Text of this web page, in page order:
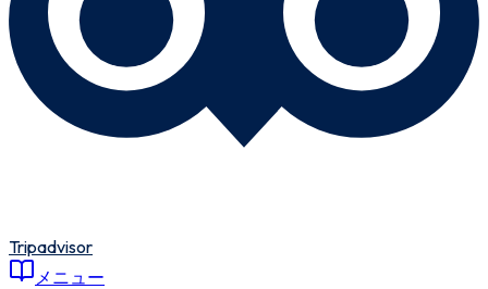
Tripadvisor
メニュー